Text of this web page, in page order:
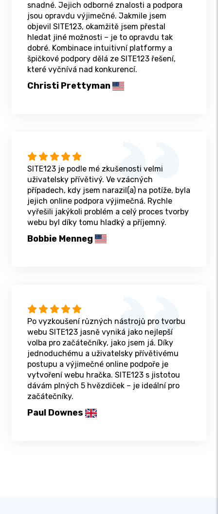
snadné. Jejich odborné znalosti a podpora
jsou opravdu výjimečné. Jakmile jsem
objevil SITE123, okamžitě jsem přestal
hledat jiné možnosti – je to opravdu tak
dobré. Kombinace intuitivní platformy a
špičkové podpory dělá ze SITE123 řešení,
které vyčnívá nad konkurencí.
Christi Prettyman
SITE123 je podle mé zkušenosti velmi
uživatelsky přívětivý. Ve vzácných
případech, kdy jsem narazil(a) na potíže, byla
jejich online podpora výjimečná. Rychle
vyřešili jakýkoli problém a celý proces tvorby
webu byl díky tomu hladký a příjemný.
Bobbie Menneg
Po vyzkoušení různých nástrojů pro tvorbu
webu SITE123 jasně vyniká jako nejlepší
volba pro začátečníky, jako jsem já. Díky
jednoduchému a uživatelsky přívětivému
postupu a výjimečné online podpoře je
vytvoření webu hračka. SITE123 s jistotou
dávám plných 5 hvězdiček – je ideální pro
začátečníky.
Paul Downes